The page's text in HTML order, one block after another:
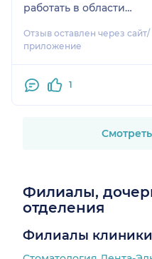
работать в области
Отзыв оставлен через сайт/
приложение
1
Филиалы,
отделения
Филиалы клиники